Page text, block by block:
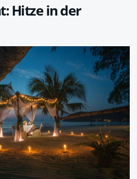
Hitze in der